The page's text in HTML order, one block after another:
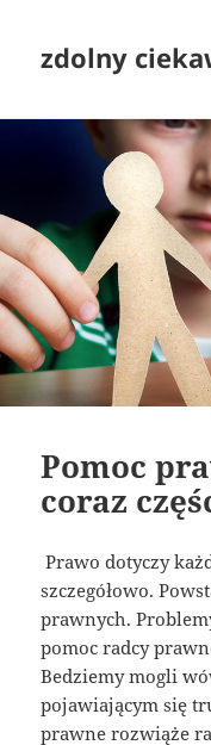
zdolny
Pomoc
coraz
Prawo dotyczy
szczegółowo.
prawnych.
pomoc radcy
Bedziemy mogli
pojawiającym się
prawne rozwiąże